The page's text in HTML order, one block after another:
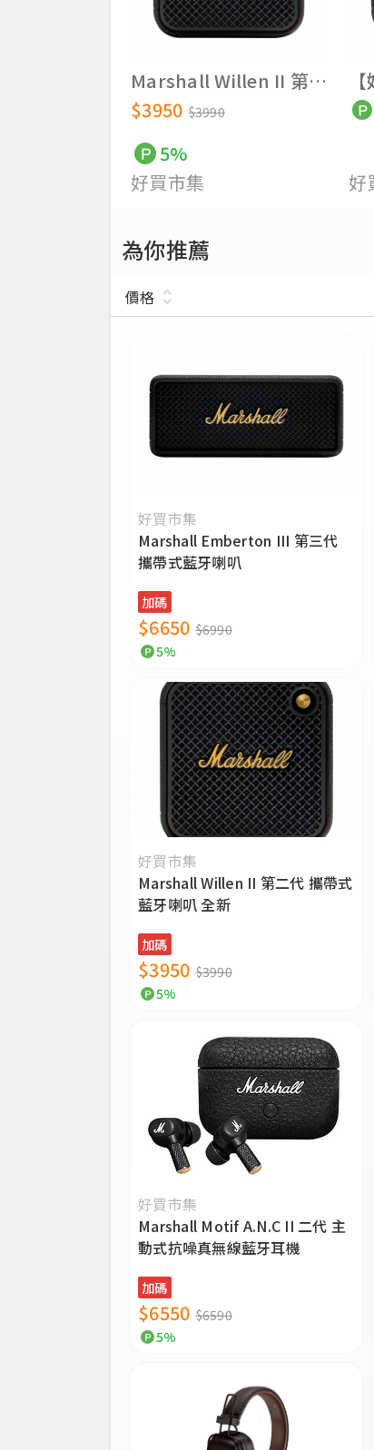
Marshall Willen II 第二代 攜帶式藍牙喇叭 全新
$3950 $3990
5%
好買市集
好
為你推薦
價格
好買市集
Marshall Emberton III 第三代
攜帶式藍牙喇叭
加碼
$6650 $6990
5%
好買市集
Marshall Willen II 第二代 攜帶式
藍牙喇叭 全新
加碼
$3950 $3990
5%
好買市集
Marshall Motif A.N.C II 二代 主
動式抗噪真無線藍牙耳機
加碼
$6550 $6590
5%